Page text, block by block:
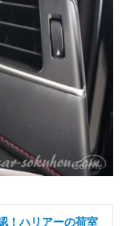
！ハリアーの荷室